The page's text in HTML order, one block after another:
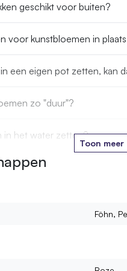
geschikt voor buiten?
voor kunstbloemen in
een eigen pot zetten, kan
zo "duur"?
in het water zetten?
mee?
Toon meer
Föhn,